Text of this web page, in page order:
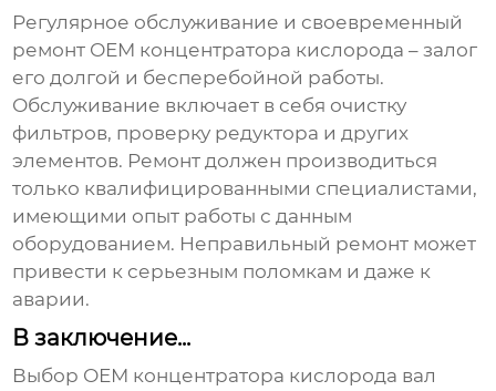
Регулярное обслуживание и своевременный
ремонт ОЕМ концентратора кислорода – залог
его долгой и бесперебойной работы.
Обслуживание включает в себя очистку
фильтров, проверку редуктора и других
элементов. Ремонт должен производиться
только квалифицированными специалистами,
имеющими опыт работы с данным
оборудованием. Неправильный ремонт может
привести к серьезным поломкам и даже к
аварии.
В заключение...
Выбор ОЕМ концентратора кислорода вал